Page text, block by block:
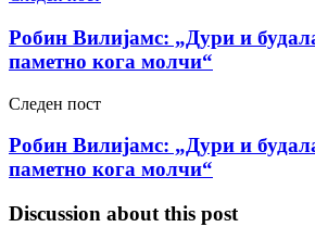
Робин Вилијамс: „Дури и
паметно кога молчи“
Следен пост
Робин Вилијамс: „Дури и
паметно кога молчи“
Discussion about this post